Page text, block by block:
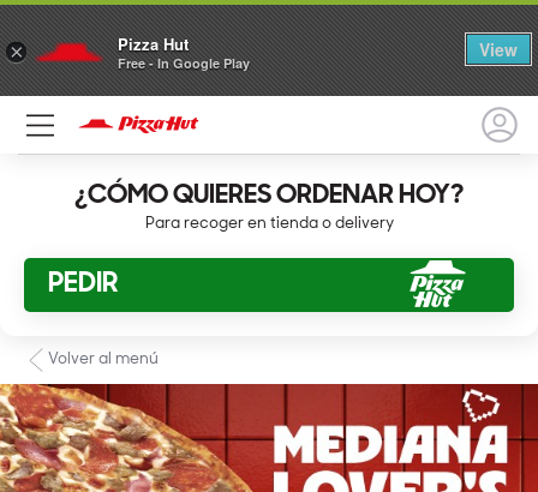
× Pizza Hut
Free - In Google Play
View
¿CÓMO QUIERES ORDENAR HOY?
Para recoger en tienda o delivery
PEDIR
Volver al menú